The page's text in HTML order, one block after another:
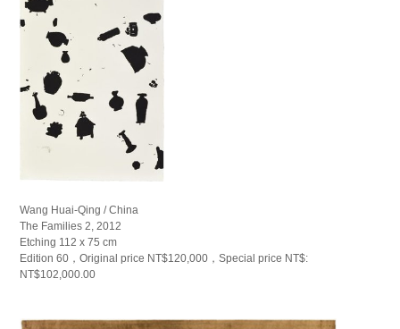
Wang Huai-Qing / China
The Families 2, 2012
Etching 112 x 75 cm
Edition 60，Original price NT$120,000，Special price NT$:
NT$102,000.00